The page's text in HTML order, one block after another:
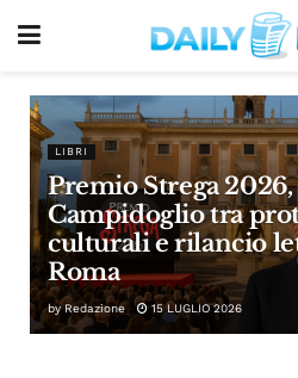
LIBRI
Premio Strega
Campidoglio tra
culturali e rilancio
Roma
by Redazione 15 LUGLIO 2026